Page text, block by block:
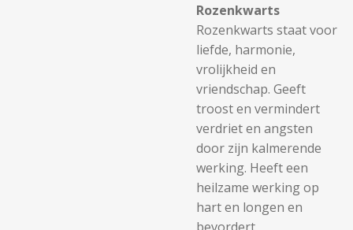
Rozenkwarts
Rozenkwarts staat voor
liefde, harmonie,
vrolijkheid en
vriendschap. Geeft
troost en vermindert
verdriet en angsten
door zijn kalmerende
werking. Heeft een
heilzame werking op
hart en longen en